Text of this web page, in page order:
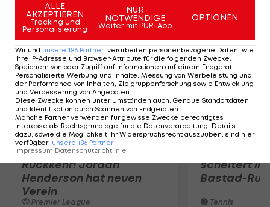
Mehr zum Thema
Premier-League-
Rückkehr! Jordan
Henderson hat neuen
Verein
Premier League
Sebastian
scheitert in
Bastad-
Tennis
ALLE
AKZEPTIEREN
Tracking und
Personalisierung
NUR
NOTWENDIGE
Weiter mit PUR-Abo
OPTIONEN
Wir und unsere 186 Partner verarbeiten personenbezogene Daten, wie
Ihre IP-Adresse und Browser-Attribute für die folgenden Zwecke:
Speichern von oder Zugriff auf Informationen auf einem Endgerät;
Personalisierte Werbung und Inhalte, Messung von Werbeleistung und
der Performance von Inhalten, Zielgruppenforschung sowie Entwicklung
und Verbesserung von Angeboten.
Diese Zwecke können unter Umständen auch: Genaue Standortdaten
und Identifikation durch Scannen von Endgeräten.
Manche Partner verwenden für gewisse Zwecke berechtigtes
Interesse als Rechtsgrundlage für die Datenverarbeitung. Details
dazu, sowie die Möglichkeit Ihr Widerspruchsrecht auszuüben, sind hier
verfügbar: unsere 186 Partner
Impressum Datenschutzrichtlinie